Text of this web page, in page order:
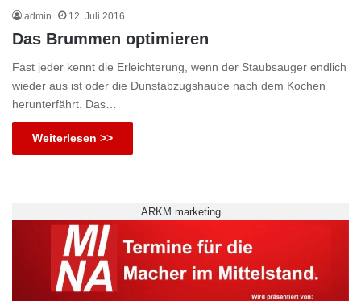
admin 12. Juli 2016
Das Brummen optimieren
Fast jeder kennt die Erleichterung, wenn der Staubsauger endlich
wieder aus ist oder die Dunstabzugshaube nach dem Kochen
herunterfährt. Das…
Weiterlesen >>
ARKM.marketing